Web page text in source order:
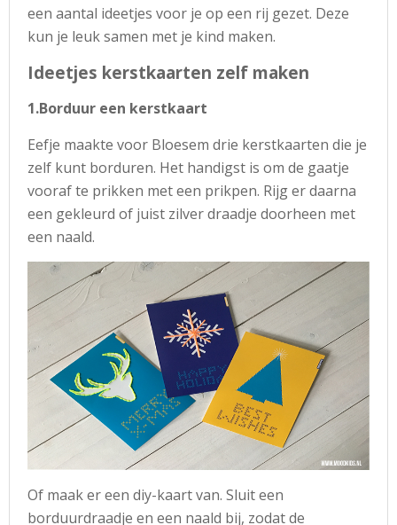
een aantal ideetjes voor je op een rij gezet. Deze
kun je leuk samen met je kind maken.
Ideetjes kerstkaarten zelf maken
1.Borduur een kerstkaart
Eefje maakte voor Bloesem drie kerstkaarten die je
zelf kunt borduren. Het handigst is om de gaatje
vooraf te prikken met een prikpen. Rijg er daarna
een gekleurd of juist zilver draadje doorheen met
een naald.
Of maak er een diy-kaart van. Sluit een
borduurdraadje en een naald bij, zodat de